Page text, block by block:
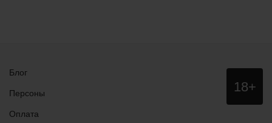
Блог
Персоны
Оплата
18+
сайт НЕ
для